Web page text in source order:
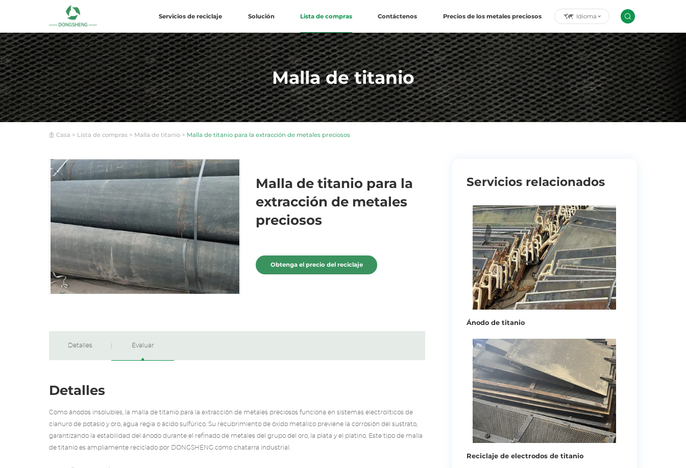
Servicios de reciclaje Solución Lista de compras Contáctenos Precios de los metales preciosos Idioma
Malla de titanio
Casa > Lista de compras > Malla de titanio> Malla de titanio para la extracción de metales preciosos
Malla de titanio para la
extracción de metales
preciosos
Obtenga el precio del reciclaje
Detalles Evaluar
Detalles
Como ánodos insolubles, la malla de titanio para la extracción de metales preciosos funciona en sistemas electrolíticos de
cianuro de potasio y oro, agua regia o ácido sulfúrico. Su recubrimiento de óxido metálico previene la corrosión del sustrato,
garantizando la estabilidad del ánodo durante el refinado de metales del grupo del oro, la plata y el platino. Este tipo de malla
de titanio es ampliamente reciclado por DONGSHENG como chatarra industrial.
Servicios relacionados
Ánodo de titanio
Reciclaje de electrodos de titanio